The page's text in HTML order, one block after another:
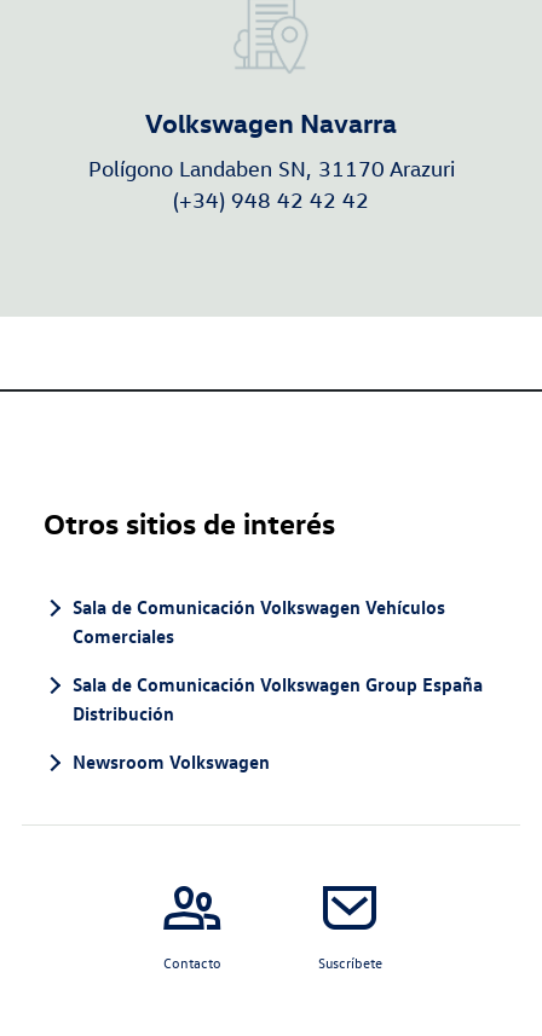
Volkswagen Navarra
Polígono Landaben SN, 31170 Arazuri
(+34) 948 42 42 42
Otros sitios de interés
Sala de Comunicación Volkswagen Vehículos
Comerciales
Sala de Comunicación Volkswagen Group España
Distribución
Newsroom Volkswagen
Contacto Suscríbete